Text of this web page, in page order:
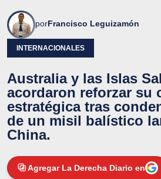
porFrancisco Leguizamón
INTERNACIONALES
Australia y las Islas
acordaron reforzar su
estratégica tras
de un misil balístico
China.
Agregar La Derecha Diario en